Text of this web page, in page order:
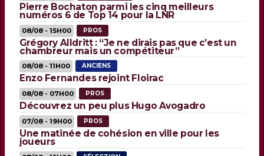
Pierre Bochaton parmi les cinq meilleurs
numéros 6 de Top 14 pour la LNR
08/08 - 15H00 PROS
Grégory Alldritt : “Je ne dirais pas que c’est un
chambreur mais un compétiteur”
08/08 - 11H00 ANCIENS
Enzo Fernandes rejoint Floirac
08/08 - 07H00 PROS
Découvrez un peu plus Hugo Avogadro
07/08 - 19H00 PROS
Une matinée de cohésion en ville pour les
joueurs